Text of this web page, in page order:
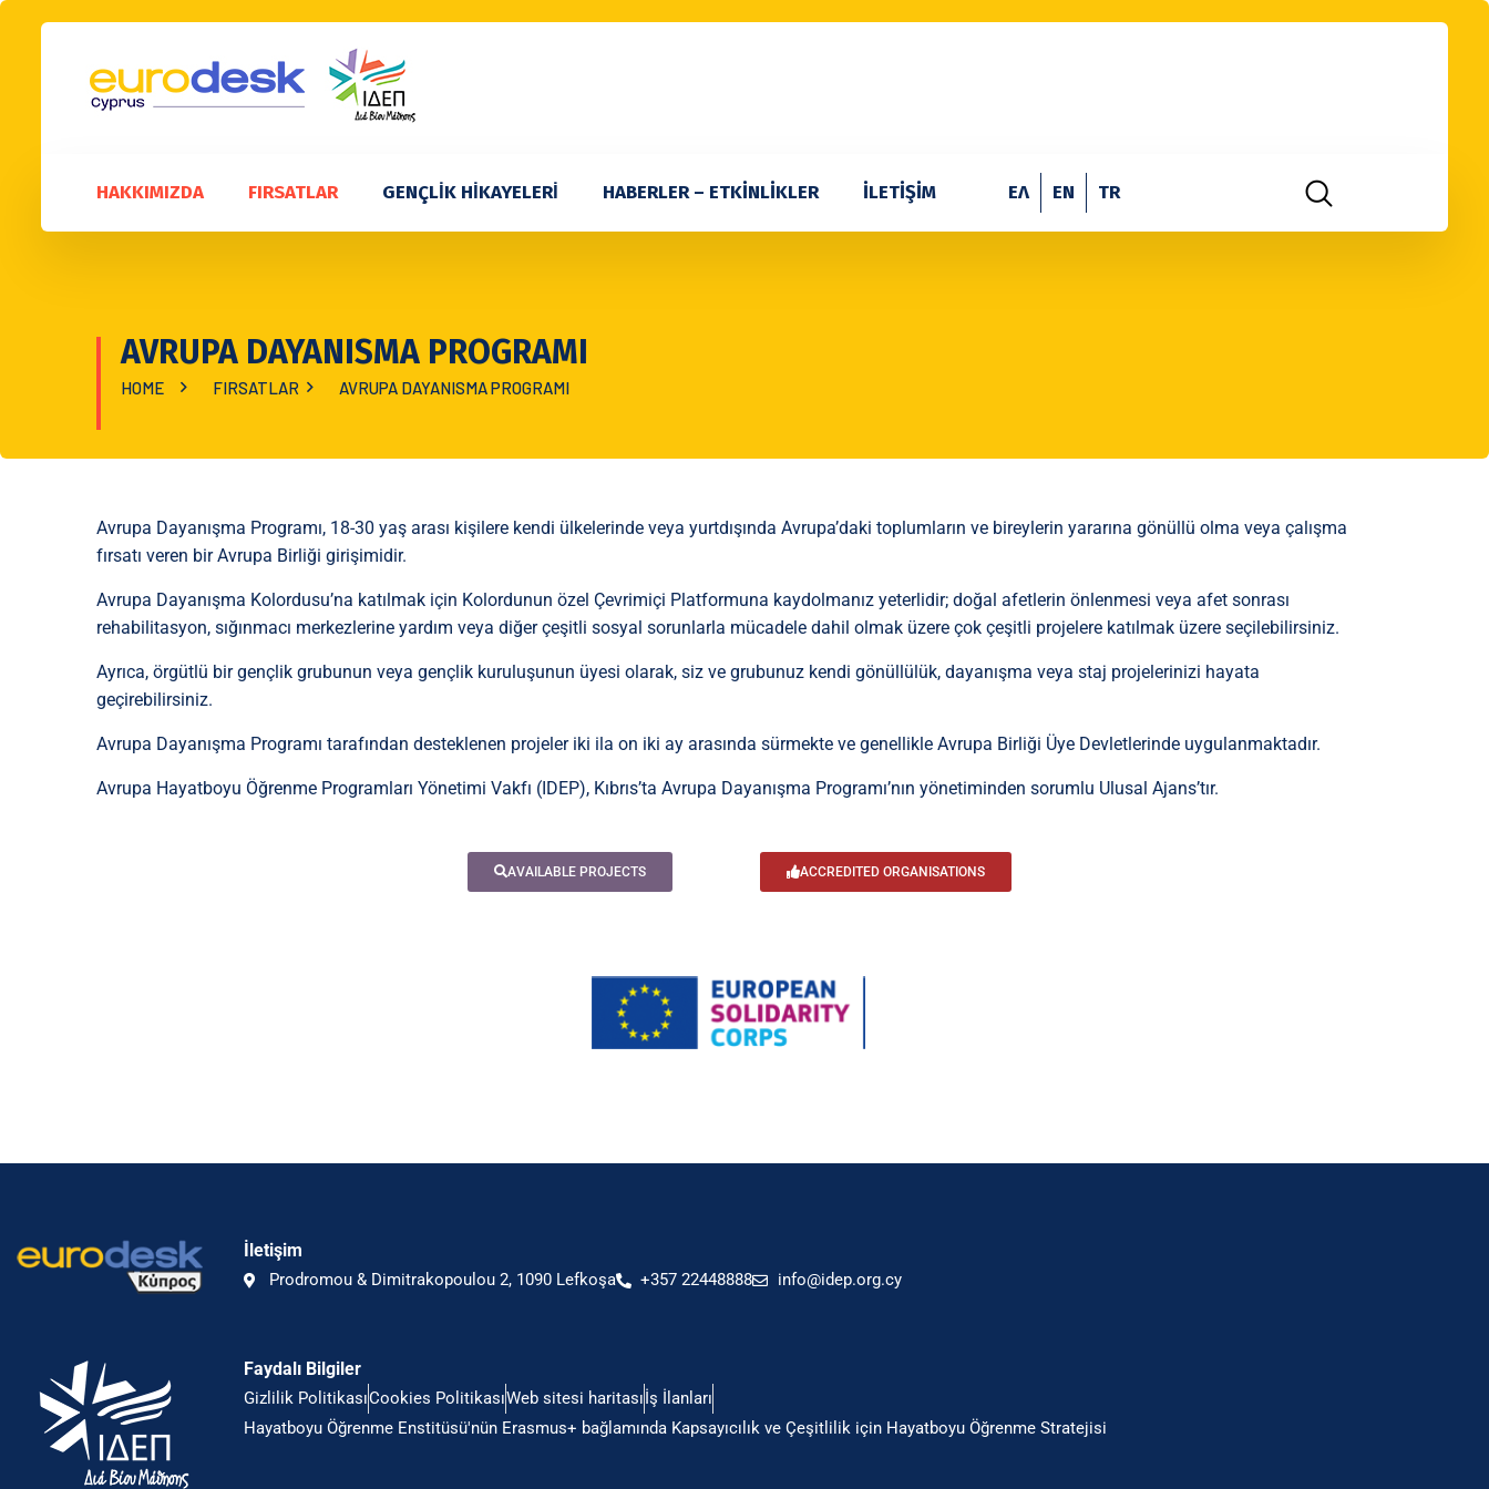
HAKKIMIZDA FIRSATLAR GENÇLİK HİKAYELERİ HABERLER – ETKİNLİKLER İLETİŞİM ΕΛ EN TR
AVRUPA DAYANISMA PROGRAMI
HOME FIRSATLAR AVRUPA DAYANISMA PROGRAMI
Avrupa Dayanışma Programı, 18-30 yaş arası kişilere kendi ülkelerinde veya yurtdışında Avrupa’daki toplumların ve bireylerin yararına gönüllü olma veya çalışma
fırsatı veren bir Avrupa Birliği girişimidir.
Avrupa Dayanışma Kolordusu’na katılmak için Kolordunun özel Çevrimiçi Platformuna kaydolmanız yeterlidir; doğal afetlerin önlenmesi veya afet sonrası
rehabilitasyon, sığınmacı merkezlerine yardım veya diğer çeşitli sosyal sorunlarla mücadele dahil olmak üzere çok çeşitli projelere katılmak üzere seçilebilirsiniz.
Ayrıca, örgütlü bir gençlik grubunun veya gençlik kuruluşunun üyesi olarak, siz ve grubunuz kendi gönüllülük, dayanışma veya staj projelerinizi hayata
geçirebilirsiniz.
Avrupa Dayanışma Programı tarafından desteklenen projeler iki ila on iki ay arasında sürmekte ve genellikle Avrupa Birliği Üye Devletlerinde uygulanmaktadır.
Avrupa Hayatboyu Öğrenme Programları Yönetimi Vakfı (IDEP), Kıbrıs’ta Avrupa Dayanışma Programı’nın yönetiminden sorumlu Ulusal Ajans’tır.
AVAILABLE PROJECTS ACCREDITED ORGANISATIONS
İletişim
Prodromou & Dimitrakopoulou 2, 1090 Lefkoşa +357 22448888 info@idep.org.cy
Faydalı Bilgiler
Gizlilik PolitikasıCookies PolitikasıWeb sitesi haritasıİş İlanları
Hayatboyu Öğrenme Enstitüsü'nün Erasmus+ bağlamında Kapsayıcılık ve Çeşitlilik için Hayatboyu Öğrenme Stratejisi